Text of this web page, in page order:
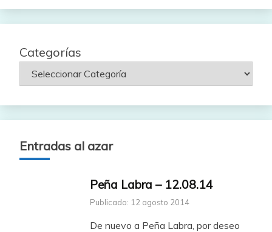
Categorías
Entradas al azar
Peña Labra – 12.08.14
Publicado: 12 agosto 2014
De nuevo a Peña Labra, por deseo